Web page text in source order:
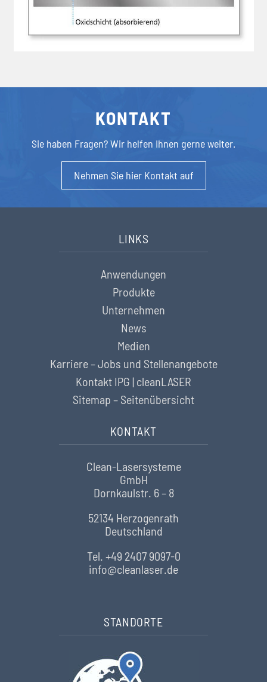
KONTAKT
Sie haben Fragen? Wir helfen Ihnen gerne weiter.
Nehmen Sie hier Kontakt auf
LINKS
Anwendungen
Produkte
Unternehmen
News
Medien
Karriere – Jobs und Stellenangebote
Kontakt IPG | cleanLASER
Sitemap – Seitenübersicht
KONTAKT
Clean-Lasersysteme
GmbH
Dornkaulstr. 6 – 8
52134 Herzogenrath
Deutschland
Tel. +49 2407 9097-0
info@cleanlaser.de
STANDORTE